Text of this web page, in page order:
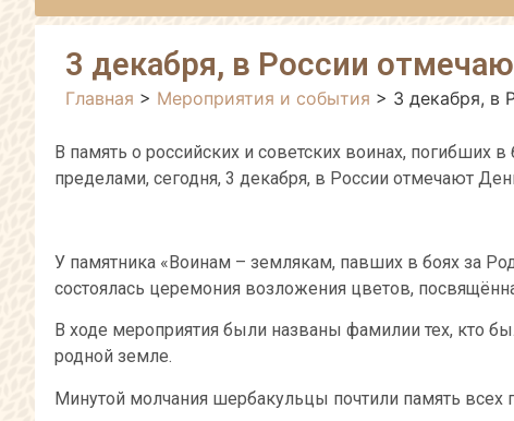
3 декабря, в России
Главная > Мероприятия и события > 3 декабря, в
В память о российских и советских воинах, погибших
пределами, сегодня, 3 декабря, в России отмечают
У памятника «Воинам – землякам, павших в боях за
состоялась церемония возложения цветов,
В ходе мероприятия были названы фамилии тех, кто
родной земле.
Минутой молчания шербакульцы почтили память